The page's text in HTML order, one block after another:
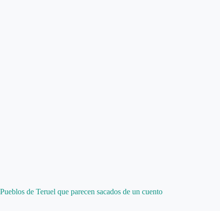
Pueblos de Teruel que parecen sacados de un cuento